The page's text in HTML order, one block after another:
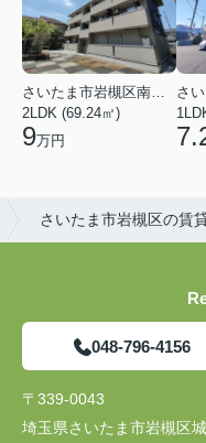
2LDK (69.24㎡)
9万円
さいたま市岩槻区の賃
048-796-4156
〒339-0043
埼玉県さいたま市岩槻区